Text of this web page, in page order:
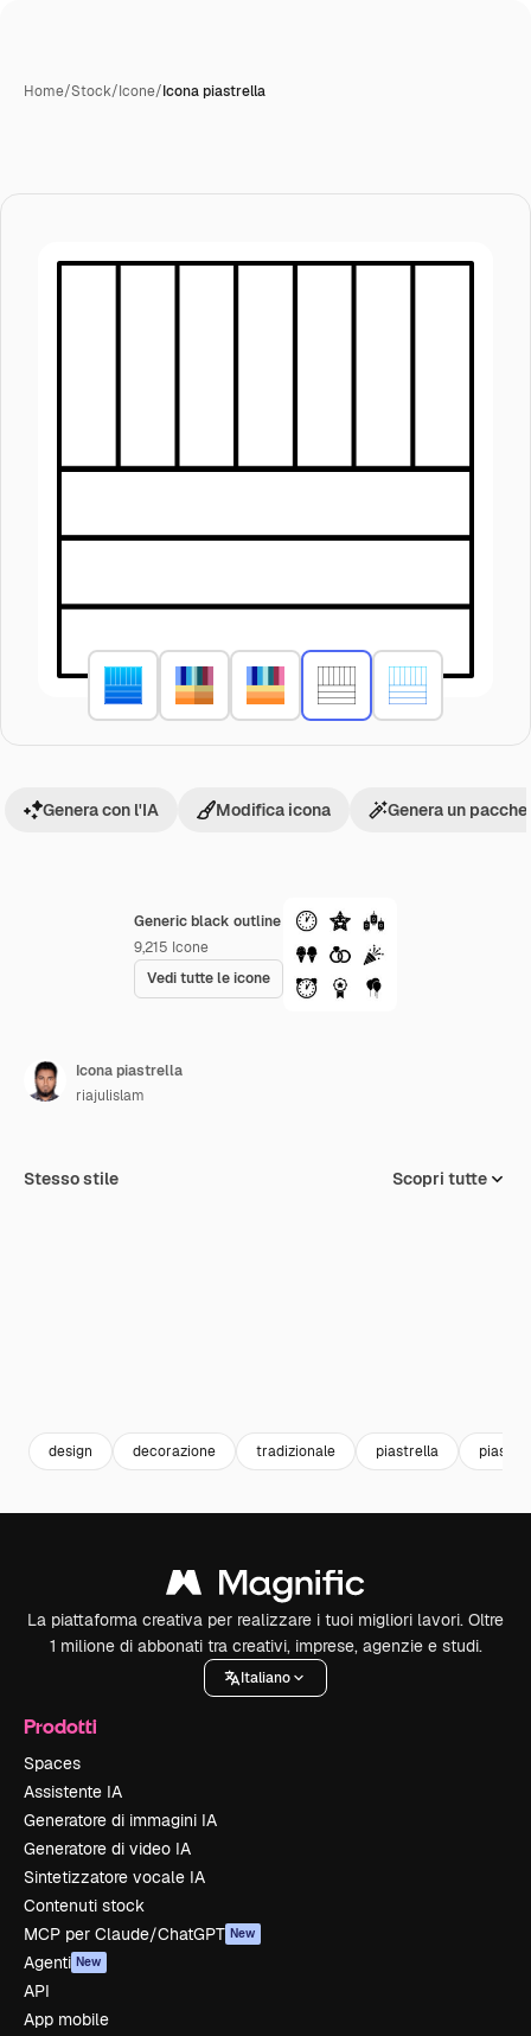
Home/Stock/Icone/Icona piastrella
Generic black outline
9,215 Icone
Vedi tutte le icone
Genera con l'IA Modifica icona Genera un
Icona piastrella
riajulislam
Stesso stile Scopri tutte
design decorazione tradizionale piastrella
La piattaforma creativa per realizzare i tuoi migliori lavori. Oltre
1 milione di abbonati tra creativi, imprese, agenzie e studi.
Italiano
Prodotti
Spaces
Assistente IA
Generatore di immagini IA
Generatore di video IA
Sintetizzatore vocale IA
Contenuti stock
MCP per Claude/ChatGPT New
Agenti New
API
App mobile